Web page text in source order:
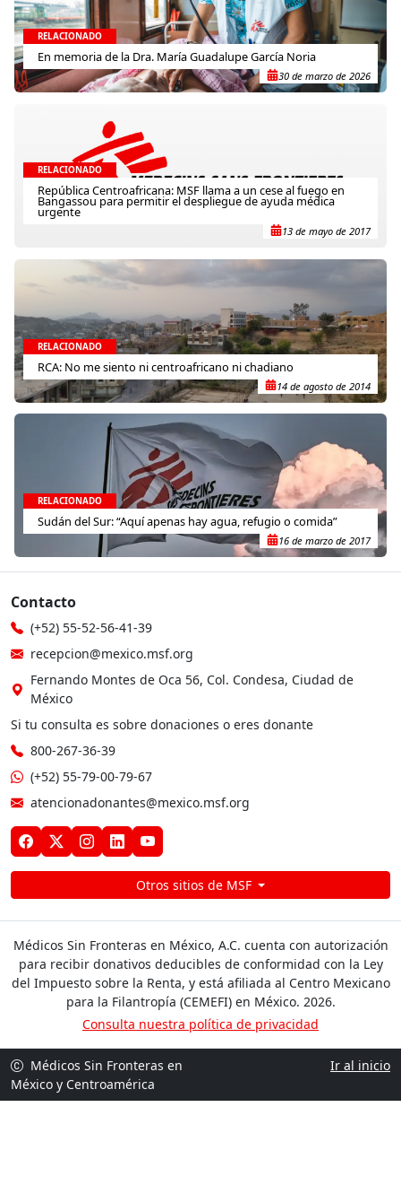
RELACIONADO
En memoria de la Dra. María Guadalupe García Noria
30 de marzo de 2026
RELACIONADO
República Centroafricana: MSF llama a un cese al fuego en
Bangassou para permitir el despliegue de ayuda médica
urgente
13 de mayo de 2017
RELACIONADO
RCA: No me siento ni centroafricano ni chadiano
14 de agosto de 2014
RELACIONADO
Sudán del Sur: “Aquí apenas hay agua, refugio o comida”
16 de marzo de 2017
Contacto
(+52) 55-52-56-41-39
recepcion@mexico.msf.org
Fernando Montes de Oca 56, Col. Condesa, Ciudad de
México
Si tu consulta es sobre donaciones o eres donante
800-267-36-39
(+52) 55-79-00-79-67
atencionadonantes@mexico.msf.org
Otros sitios de MSF
Médicos Sin Fronteras en México, A.C. cuenta con autorización
para recibir donativos deducibles de conformidad con la Ley
del Impuesto sobre la Renta, y está afiliada al Centro Mexicano
para la Filantropía (CEMEFI) en México. 2026.
Consulta nuestra política de privacidad
Médicos Sin Fronteras en
México y Centroamérica
Ir al inicio